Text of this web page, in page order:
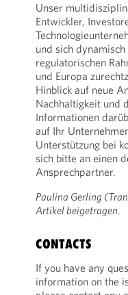
Unser
Entwickler,
und sich
regulatorischen
und Europa
Hinblick auf neue
Nachhaltigkeit und
Informationen
auf Ihr
Unterstützung bei
sich bitte an einen
Ansprechpartner.
Paulina Gerling
Artikel beigetragen.
CONTACTS
If you have any
information on the